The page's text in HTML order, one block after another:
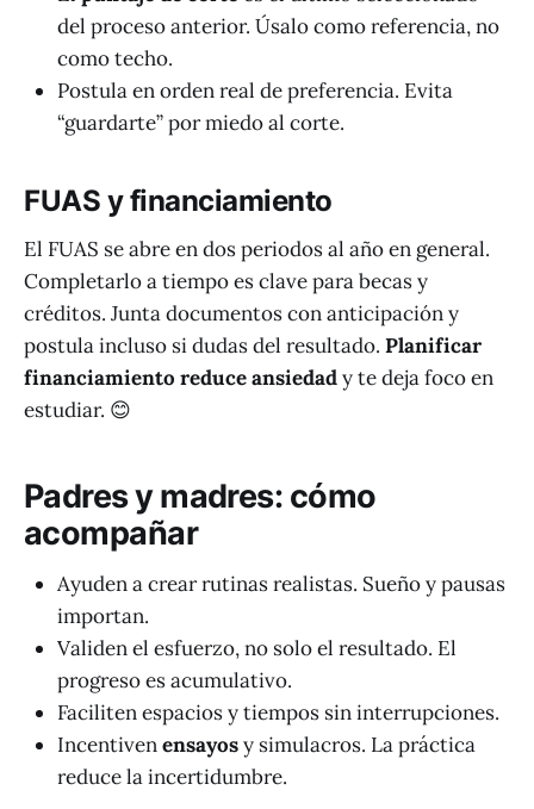
del proceso anterior. Úsalo como referencia, no
como techo.
Postula en orden real de preferencia. Evita
“guardarte” por miedo al corte.
FUAS y financiamiento
El FUAS se abre en dos periodos al año en general.
Completarlo a tiempo es clave para becas y
créditos. Junta documentos con anticipación y
postula incluso si dudas del resultado. Planificar
financiamiento reduce ansiedady te deja foco en
estudiar. 😊
Padres y madres: cómo
acompañar
Ayuden a crear rutinas realistas. Sueño y pausas
importan.
Validen el esfuerzo, no solo el resultado. El
progreso es acumulativo.
Faciliten espacios y tiempos sin interrupciones.
Incentivenensayosy simulacros. La práctica
reduce la incertidumbre.